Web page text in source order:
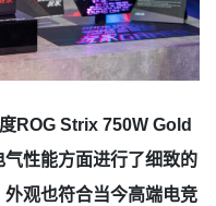
ROG Strix 750W Gold
性能方面进行了细致的
观也符合当今高端电竞